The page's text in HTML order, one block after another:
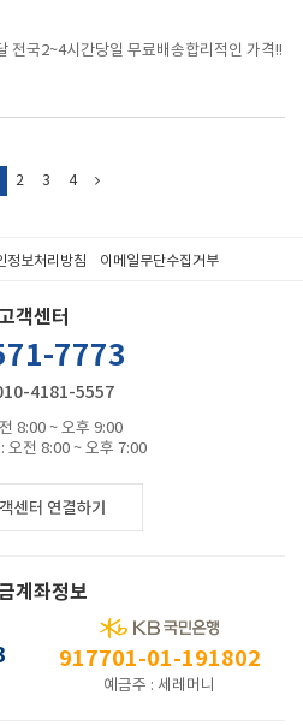
전국2~4시간당일 무료배송합리적인 가격!!
2 3 4
정보처리방침 이메일무단수집거부
객센터
7773
4181-5557
8:00 ~ 오후 9:00
오전 8:00 ~ 오후 7:00
계좌정보
917701-01-191802
예금주 : 세레머니